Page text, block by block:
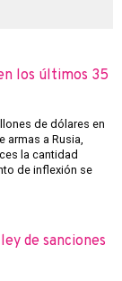
los últimos 35
de dólares en
a Rusia,
la cantidad
de inflexión se
de sanciones